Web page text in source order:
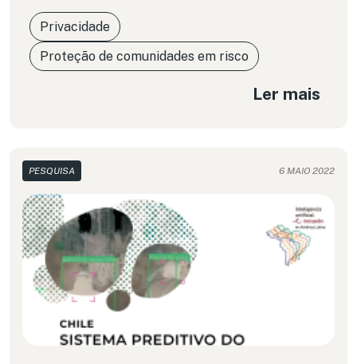
Privacidade
Proteção de comunidades em risco
Ler mais
PESQUISA 6 MAIO 2022